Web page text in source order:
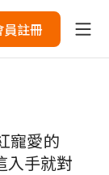
員註冊
寵愛的
入手就對